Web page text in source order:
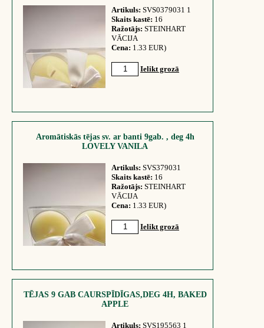
Artikuls: SVS0379031 1
Skaits kastē: 16
Ražotājs: STEINHART
VĀCIJA
Cena: 1.33 EUR)
Ielikt grozā
Aromātiskās tējas sv. ar banti 9gab. , deg 4h
LOVELY VANILA
Artikuls: SVS379031
Skaits kastē: 16
Ražotājs: STEINHART
VĀCIJA
Cena: 1.33 EUR)
Ielikt grozā
TĒJAS 9 GAB CAURSPĪDĪGAS,DEG 4H, BAKED
APPLE
Artikuls: SVS195563 1